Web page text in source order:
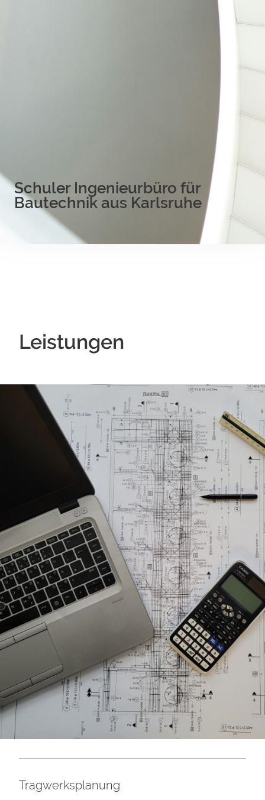
Schuler Ingenieurbüro für
Bautechnik aus Karlsruhe
Leistungen
Tragwerksplanung